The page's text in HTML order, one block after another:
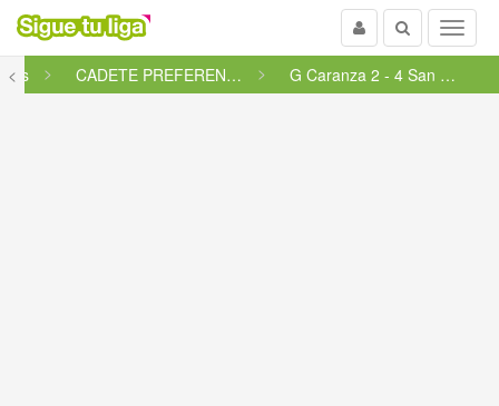
Menu
Buscar
Usuario
<
CADETE PREFERENTE FUTGAL - GRU... G Caranza 2 - 4 San Tirso SD B